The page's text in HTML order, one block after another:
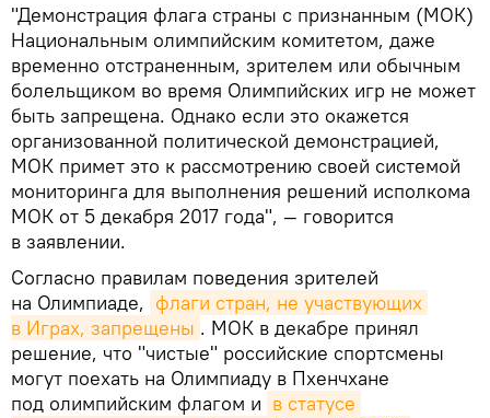
"Демонстрация флага страны с признанным (МОК)
Национальным олимпийским комитетом, даже
временно отстраненным, зрителем или обычным
болельщиком во время Олимпийских игр не может
быть запрещена. Однако если это окажется
организованной политической демонстрацией,
МОК примет это к рассмотрению своей системой
мониторинга для выполнения решений исполкома
МОК от 5 декабря 2017 года", — говорится
в заявлении.
Согласно правилам поведения зрителей
на Олимпиаде, флаги стран, не участвующих
в Играх, запрещены . МОК в декабре принял
решение, что "чистые" российские спортсмены
могут поехать на Олимпиаду в Пхенчхане
под олимпийским флагом и в статусе